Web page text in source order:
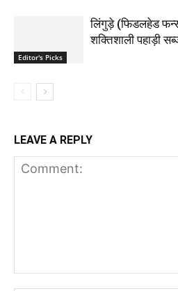
Editor's Picks
लिंगुड़े (फिडलहेड
शक्तिशाली पहाड़ी
LEAVE A REPLY